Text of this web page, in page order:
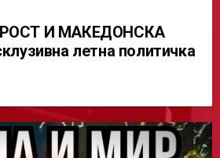
И МАКЕДОНСКА
летна политичка